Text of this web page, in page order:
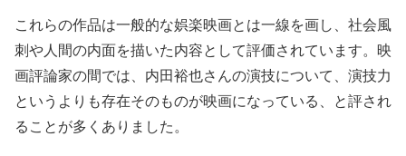
これらの作品は一般的な娯楽映画とは一線を画し、社会風
刺や人間の内面を描いた内容として評価されています。映
画評論家の間では、内田裕也さんの演技について、演技力
というよりも存在そのものが映画になっている、と評され
ることが多くありました。